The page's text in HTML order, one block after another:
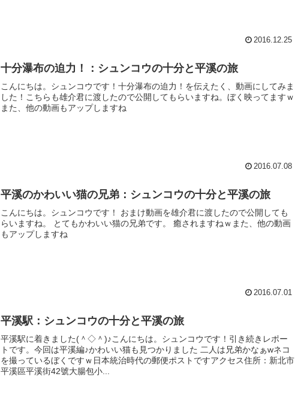
2016.12.25
十分瀑布の迫力！：シュンコウの十分と平溪の旅
こんにちは。シュンコウです！十分瀑布の迫力！を伝えたく、動画にしてみま
した！こちらも雄介君に渡したので公開してもらいますね。ぼく映ってますｗ
また、他の動画もアップしますね
2016.07.08
平溪のかわいい猫の兄弟：シュンコウの十分と平溪の旅
こんにちは。シュンコウです！ おまけ動画を雄介君に渡したので公開しても
らいますね。 とてもかわいい猫の兄弟です。 癒されますねｗまた、他の動画
もアップしますね
2016.07.01
平溪駅：シュンコウの十分と平溪の旅
平溪駅に着きました(＾◇＾)♪こんにちは。シュンコウです！引き続きレポー
トです。今回は平溪編♪かわいい猫も見つかりました 二人は兄弟かなぁwネコ
を撮っているぼくですｗ日本統治時代の郵便ポストですアクセス住所：新北市
平溪區平溪街42號大腸包小...